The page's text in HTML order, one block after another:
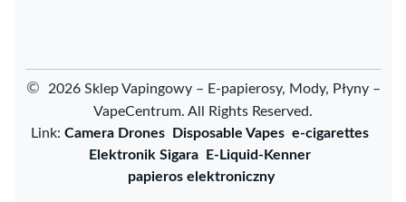
©
2026 Sklep Vapingowy – E-papierosy, Mody, Płyny –
VapeCentrum. All Rights Reserved.
Link: Camera Drones Disposable Vapes e-cigarettes
Elektronik Sigara
E-Liquid-Kenner
papieros elektroniczny